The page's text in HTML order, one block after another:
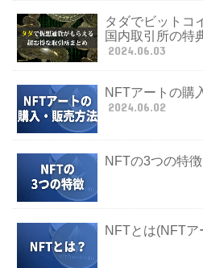
タダでビットコ
国内取引所の特
2024.06.03
NFTアートの購
2024.06.02
NFTの3つの特徴
NFTとは(NFTア